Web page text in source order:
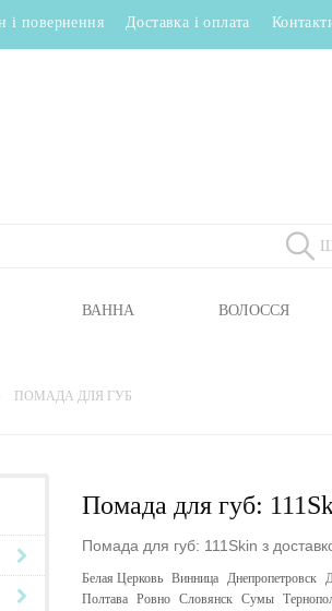
і повернення Доставка і оплата
ВАННА ВОЛОССЯ
ПОМАДА ДЛЯ ГУБ
Помада для губ:
Помада для губ: 111Skin з
Белая Церковь Винница Днепропетровск
Полтава
Ровно Словянск Сумы